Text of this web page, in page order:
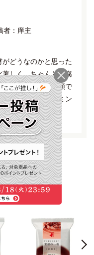
：庠主
どうなのかと思った
著しく、ちゃんと豆腐
選んでしまう種類で
吸うまで、タイミン
る商品